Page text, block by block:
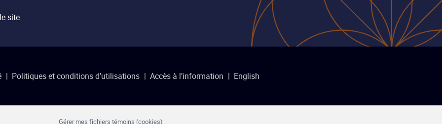
site
Politiques et conditions d’utilisations Accès à l’information English
Gérer mes fichiers témoins (cookies)